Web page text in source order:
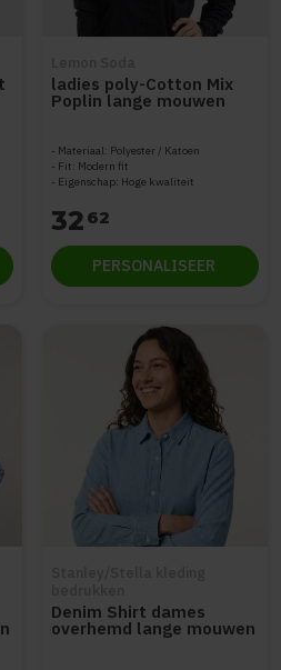
ladies poly-Cotton Mix
Poplin lange mouwen
Materiaal: Polyester / Katoen
Fit: Modern fit
Eigenschap: Hoge kwaliteit
32 62
PERSONALISEER
Denim Shirt dames
overhemd lange mouwen